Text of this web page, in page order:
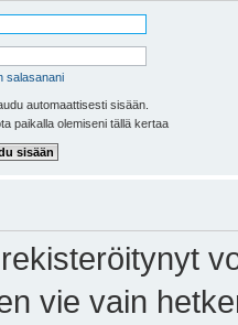
salasanani
automaattisesti sisään.
paikalla olemiseni tällä kertaa
vie vain